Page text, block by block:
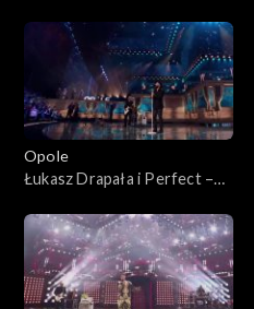
Neo-Nówka
Opole
Łukasz Drapała i Perfect –
Koncert „Autobiografia.
Jubileusz Bogdana Olewicza”